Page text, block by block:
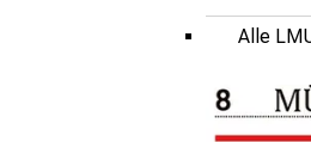
Alle